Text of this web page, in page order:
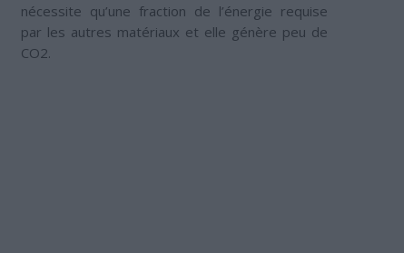
nécessite qu’une fraction de l’énergie requise
par les autres matériaux et elle génère peu de
CO2.